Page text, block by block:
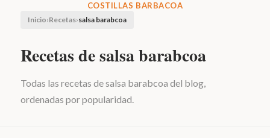
COSTILLAS BARBACOA
Inicio›Recetas›salsa barabcoa
Recetas de salsa barabcoa
Todas las recetas de salsa barabcoa del blog,
ordenadas por popularidad.